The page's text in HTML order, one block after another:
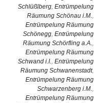
Schlüßlberg, Entrümpelung
Räumung Schönau i.M.,
Entrümpelung Räumung
Schönegg, Entrümpelung
Räumung Schörfling a.A.,
Entrümpelung Räumung
Schwand i.I., Entrümpelung
Räumung Schwanenstadt,
Entrümpelung Räumung
Schwarzenberg i.M.,
Entrümpelung Räumung